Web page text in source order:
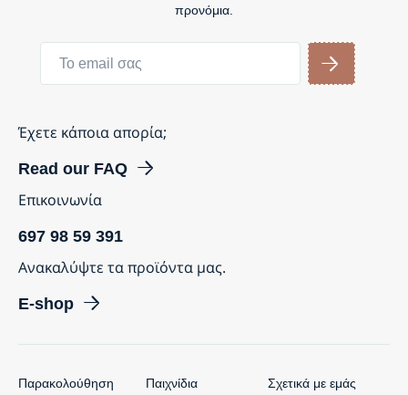
προνόμια.
Έχετε κάποια απορία;
Read our FAQ
Επικοινωνία
697 98 59 391
Ανακαλύψτε τα προϊόντα μας.
E-shop
Σχετικά με εμάς
Παιχνίδια
Παρακολούθηση